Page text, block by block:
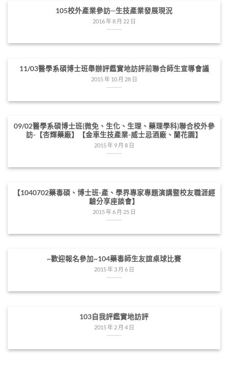
105校外產業參訪─生技產業發展現況
2016 年 8 月 22 日
11/03醫學系碩博士班舉辦評鑑實地訪評前聯合師生宣導會議
2015 年 10 月 28 日
09/02醫學系碩博士班(微免、生化、生理、藥理學科)聯合校外參
訪-【杏輝藥廠】【金車生技產業-威士忌酒廠、蘭花園】
2015 年 9 月 8 日
【1040702藥毒碩、博士班-產、學界專家專題演講暨校友職涯經
驗分享座談會】
2015 年 6 月 25 日
~歡迎報名參加~104藥毒師生友誼桌球比賽
2015 年 3 月 6 日
103自我評鑑實地訪評
2015 年 2 月 4 日